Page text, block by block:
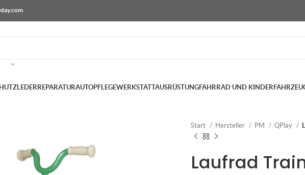
LEDERREPARATURAUTOPFLEGEWERKSTATTAUSRÜSTUNGFAHRRAD UND
Start Hersteller PM QPlay
Laufrad